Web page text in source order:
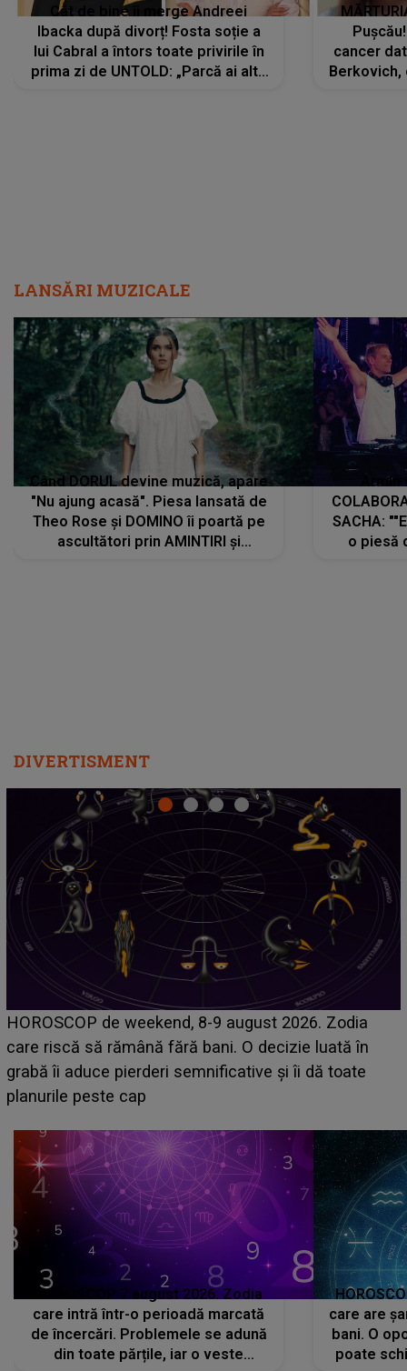
Cât de bine îi merge Andreei
Ibacka după divorț! Fosta soție a
lui Cabral a întors toate privirile în
prima zi de UNTOLD: „Parcă ai altă
cancer
Berkovich,
LANSĂRI MUZICALE
Când DORUL devine muzică, apare
"Nu ajung acasă". Piesa lansată de
Theo Rose și DOMINO îi poartă pe
ascultători prin AMINTIRI și
SACHA:
o piesă
DIVERTISMENT
Emanuel a ținut ACEST DETALIU ASCUNS până
acum! În fața Alexandrei, concurentul din Casa Iubirii
face o MĂRTURISIRE NEAȘTEPTATĂ despre mama
sa: "I-am spus și ei în față, eu nu te iubesc pentru
HOROSCOP 7 august 2026. Zodia
care intră într-o perioadă marcată
de încercări. Problemele se adună
din toate părțile, iar o veste
care are
bani. O
poate